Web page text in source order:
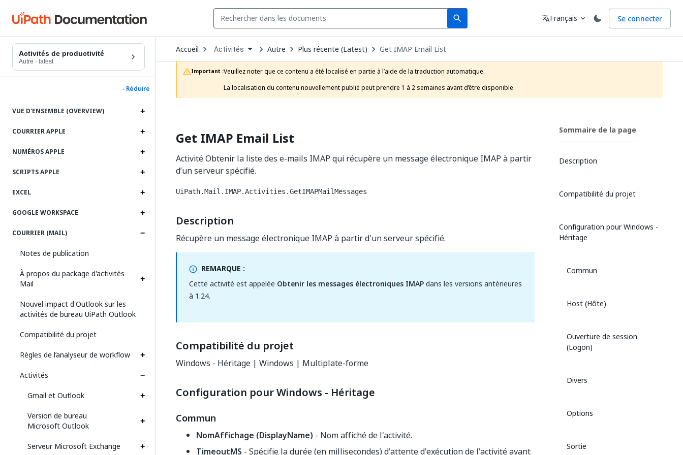
search
Search Langue
translateFrançais expand_more Se connecter
Activités de productivité
Autre · latest
- Réduire
VUE D'ENSEMBLE (OVERVIEW)
COURRIER APPLE
NUMÉROS APPLE
SCRIPTS APPLE
EXCEL
GOOGLE WORKSPACE
COURRIER (MAIL)
Notes de publication
À propos du package d'activités
Mail
Nouvel impact d'Outlook sur les
activités de bureau UiPath Outlook
Compatibilité du projet
Règles de l’analyseur de workflow
Activités
Gmail et Outlook
Version de bureau
Microsoft Outlook
Serveur Microsoft Exchange
Accueil Open
Dropdown
to
choose
product
Activités Autre Plus récente (Latest) Get IMAP Email List
Important :Veuillez noter que ce contenu a été localisé en partie à l’aide de la traduction automatique.
La localisation du contenu nouvellement publié peut prendre 1 à 2 semaines avant d’être disponible.
Get IMAP Email List
Activité Obtenir la liste des e-mails IMAP qui récupère un message électronique IMAP à partir
d’un serveur spécifié.
UiPath.Mail.IMAP.Activities.GetIMAPMailMessages
Description
Récupère un message électronique IMAP à partir d'un serveur spécifié.
REMARQUE :
Cette activité est appelée Obtenir les messages électroniques IMAPdans les versions antérieures
à 1.24.
Compatibilité du projet
Windows - Héritage | Windows | Multiplate-forme
Configuration pour Windows - Héritage
Commun
NomAffichage (DisplayName) - Nom affiché de l'activité.
TimeoutMS - Spécifie la durée (en millisecondes) d'attente d'exécution de l'activité avant
Sommaire de la page
Description
Compatibilité du projet
Configuration pour Windows -
Héritage
Commun
Host (Hôte)
Ouverture de session
(Logon)
Divers
Options
Sortie